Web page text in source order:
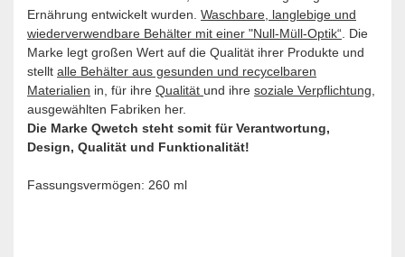
Ernährung entwickelt wurden. Waschbare, langlebige und
wiederverwendbare Behälter mit einer "Null-Müll-Optik“ . Die
Marke legt großen Wert auf die Qualität ihrer Produkte und
stellt alle Behälter aus gesunden und recycelbaren
Materialien in, für ihre Qualität und ihre soziale Verpflichtung
ausgewählten Fabriken her.
Die Marke Qwetch steht somit für Verantwortung,
Design, Qualität und Funktionalität!
Fassungsvermögen: 260 ml